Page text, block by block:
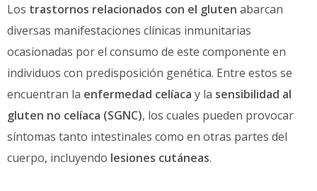
Los trastornos relacionados con el gluten abarcan
diversas manifestaciones clínicas inmunitarias
ocasionadas por el consumo de este componente en
individuos con predisposición genética. Entre estos se
encuentran la enfermedad celíaca y la sensibilidad al
gluten no celíaca (SGNC), los cuales pueden provocar
síntomas tanto intestinales como en otras partes del
cuerpo, incluyendo lesiones cutáneas.